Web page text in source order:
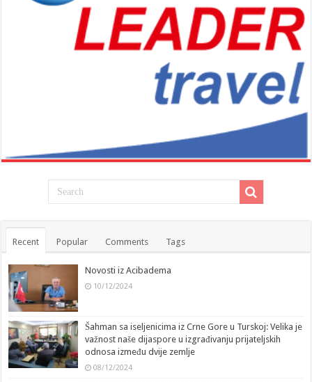
Recent Popular Comments Tags
Novosti iz Acibadema
10/12/2024
Šahman sa iseljenicima iz Crne Gore u Turskoj: Velika je
važnost naše dijaspore u izgrađivanju prijateljskih
odnosa između dvije zemlje
08/12/2024